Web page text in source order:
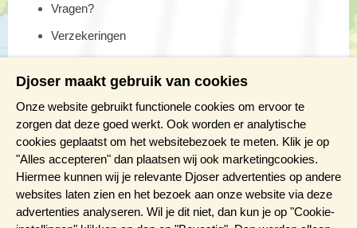
Vragen?
Verzekeringen
Meer weten?
Brochure aanvragen
Presentaties en Infodagen
Aanmelden nieuwsbrief
Djoser maakt gebruik van cookies
Onze website gebruikt functionele cookies om ervoor te
zorgen dat deze goed werkt. Ook worden er analytische
cookies geplaatst om het websitebezoek te meten. Klik je op
"Alles accepteren" dan plaatsen wij ook marketingcookies.
Hiermee kunnen wij je relevante Djoser advertenties op andere
websites laten zien en het bezoek aan onze website via deze
advertenties analyseren. Wil je dit niet, dan kun je op "Cookie-